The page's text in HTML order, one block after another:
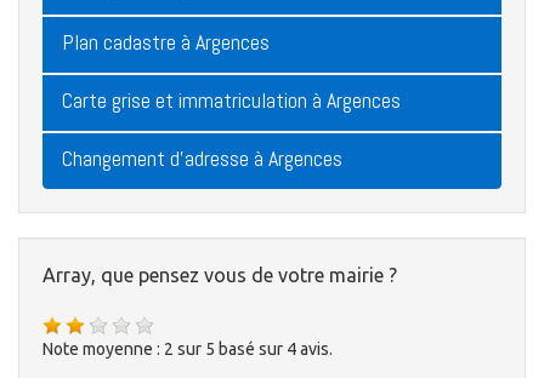
Plan cadastre à Argences
Carte grise et immatriculation à Argences
Changement d'adresse à Argences
Array, que pensez vous de votre mairie ?
Note moyenne : 2 sur 5 basé sur 4avis.